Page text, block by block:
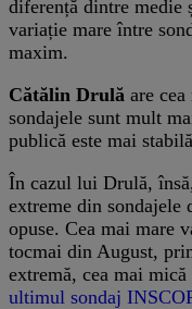
diferență dintre medie
variație mare între
maxim.
Cătălin Drulă are
sondajele sunt mult
publică este mai
În cazul lui Drulă,
extreme din sondajele
opuse. Cea mai mare
tocmai din August,
extremă, cea mai
ultimul sondaj